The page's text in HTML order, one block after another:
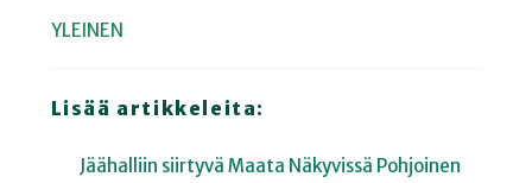
YLEINEN
Lisää artikkeleita:
Jäähalliin siirtyvä Maata Näkyvissä Pohjoinen